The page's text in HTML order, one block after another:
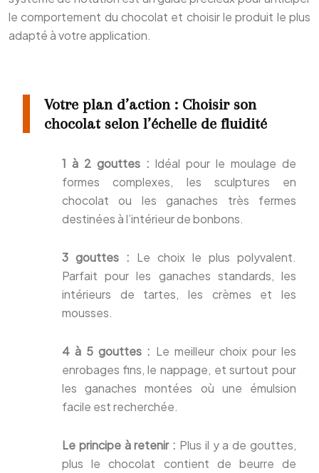
le comportement du chocolat et choisir le produit le plus
adapté à votre application.
Votre plan d’action : Choisir son
chocolat selon l’échelle de fluidité
1 à 2 gouttes : Idéal pour le moulage de
formes complexes, les sculptures en
chocolat ou les ganaches très fermes
destinées à l’intérieur de bonbons.
3 gouttes : Le choix le plus polyvalent.
Parfait pour les ganaches standards, les
intérieurs de tartes, les crèmes et les
mousses.
4 à 5 gouttes : Le meilleur choix pour les
enrobages fins, le nappage, et surtout pour
les ganaches montées où une émulsion
facile est recherchée.
Le principe à retenir : Plus il y a de gouttes,
plus le chocolat contient de beurre de